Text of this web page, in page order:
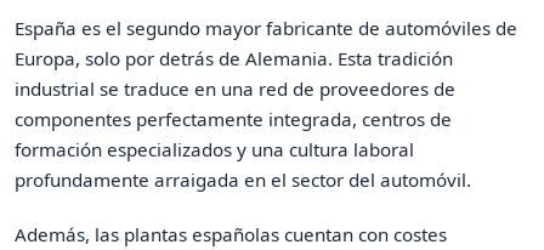
España es el segundo mayor fabricante de automóviles de
Europa, solo por detrás de Alemania. Esta tradición
industrial se traduce en una red de proveedores de
componentes perfectamente integrada, centros de
formación especializados y una cultura laboral
profundamente arraigada en el sector del automóvil.
Además, las plantas españolas cuentan con costes